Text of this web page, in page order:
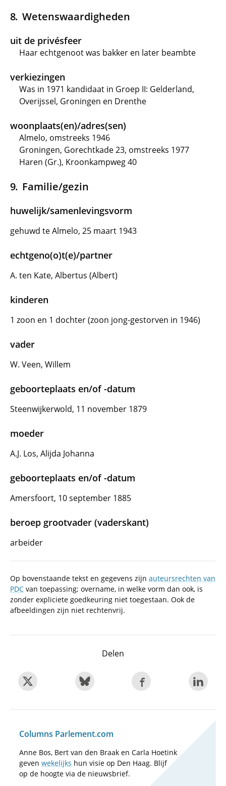
Wetenswaardigheden
uit de privésfeer
Haar echtgenoot was bakker en later beambte
verkiezingen
Was in 1971 kandidaat in Groep II: Gelderland,
Overijssel, Groningen en Drenthe
woonplaats(en)/adres(sen)
Almelo, omstreeks 1946
Groningen, Gorechtkade 23, omstreeks 1977
Haren (Gr.), Kroonkampweg 40
Familie/gezin
huwelijk/samenlevingsvorm
gehuwd te Almelo, 25 maart 1943
echtgeno(o)t(e)/partner
A. ten Kate, Albertus (Albert)
kinderen
1 zoon en 1 dochter (zoon jong-gestorven in 1946)
vader
W. Veen, Willem
geboorteplaats en/of -datum
Steenwijkerwold, 11 november 1879
moeder
A.J. Los, Alijda Johanna
geboorteplaats en/of -datum
Amersfoort, 10 september 1885
beroep grootvader (vaderskant)
arbeider
Op bovenstaande tekst en gegevens zijn auteursrechten van
PDC van toepassing; overname, in welke vorm dan ook, is
zonder expliciete goedkeuring niet toegestaan. Ook de
afbeeldingen zijn niet rechtenvrij.
Delen
Columns Parlement.com
Anne Bos, Bert van den Braak en Carla Hoetink
geven wekelijks hun visie op Den Haag. Blijf
op de hoogte via de nieuwsbrief.